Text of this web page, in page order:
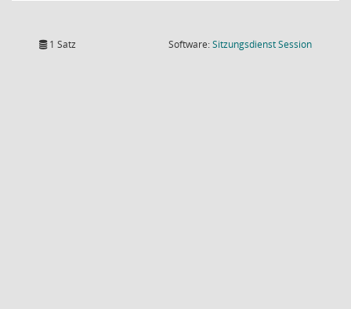
1 Satz Software:SitzungsdienstSession(Wird in